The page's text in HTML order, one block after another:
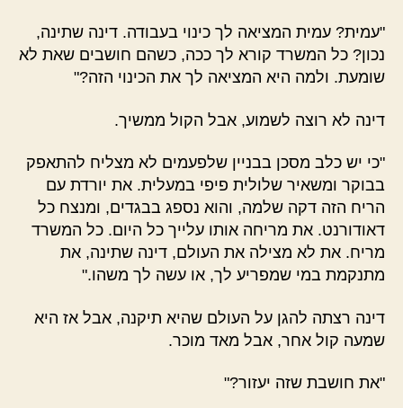
"עמית? עמית המציאה לך כינוי בעבודה. דינה שתינה,
נכון? כל המשרד קורא לך ככה, כשהם חושבים שאת לא
שומעת. ולמה היא המציאה לך את הכינוי הזה?"
דינה לא רוצה לשמוע, אבל הקול ממשיך.
"כי יש כלב מסכן בבניין שלפעמים לא מצליח להתאפק
בבוקר ומשאיר שלולית פיפי במעלית. את יורדת עם
הריח הזה דקה שלמה, והוא נספג בבגדים, ומנצח כל
דאודורנט. את מריחה אותו עלייך כל היום. כל המשרד
מריח. את לא מצילה את העולם, דינה שתינה, את
מתנקמת במי שמפריע לך, או עשה לך משהו."
דינה רצתה להגן על העולם שהיא תיקנה, אבל אז היא
שמעה קול אחר, אבל מאד מוכר.
"את חושבת שזה יעזור?"